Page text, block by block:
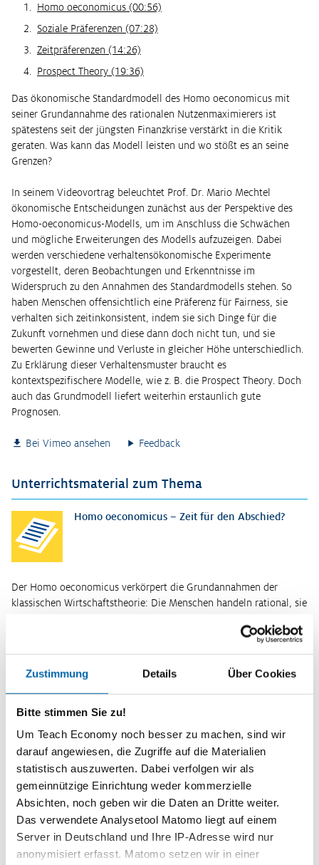
Zustimmung Details Über Cookies
Bitte stimmen Sie zu!
Um Teach Economy noch besser zu machen, sind wir
darauf angewiesen, die Zugriffe auf die Materialien
statistisch auszuwerten. Dabei verfolgen wir als
gemeinnützige Einrichtung weder kommerzielle
Absichten, noch geben wir die Daten an Dritte weiter.
Das verwendete Analysetool Matomo liegt auf einem
Server in Deutschland und Ihre IP-Adresse wird nur
anonymisiert erfasst. Matomo setzen wir in einer
Homo oeconomicus (00:56)
Soziale Präferenzen (07:28)
Zeitpräferenzen (14:26)
Prospect Theory (19:36)
Das ökonomische Standardmodell des Homo oeconomicus mit
seiner Grundannahme des rationalen Nutzenmaximierers ist
spätestens seit der jüngsten Finanzkrise verstärkt in die Kritik
geraten. Was kann das Modell leisten und wo stößt es an seine
Grenzen?
In seinem Videovortrag beleuchtet Prof. Dr. Mario Mechtel
ökonomische Entscheidungen zunächst aus der Perspektive des
Homo-oeconomicus-Modells, um im Anschluss die Schwächen
und mögliche Erweiterungen des Modells aufzuzeigen. Dabei
werden verschiedene verhaltensökonomische Experimente
vorgestellt, deren Beobachtungen und Erkenntnisse im
Widerspruch zu den Annahmen des Standardmodells stehen. So
haben Menschen offensichtlich eine Präferenz für Fairness, sie
verhalten sich zeitinkonsistent, indem sie sich Dinge für die
Zukunft vornehmen und diese dann doch nicht tun, und sie
bewerten Gewinne und Verluste in gleicher Höhe unterschiedlich.
Zu Erklärung dieser Verhaltensmuster braucht es
kontextspezifischere Modelle, wie z. B. die Prospect Theory. Doch
auch das Grundmodell liefert weiterhin erstaunlich gute
Prognosen.
Bei Vimeo ansehen Feedback
Unterrichtsmaterial zum Thema
Homo oeconomicus – Zeit für den Abschied?
Der Homo oeconomicus verkörpert die Grundannahmen der
klassischen Wirtschaftstheorie: Die Menschen handeln rational, sie
Erkenntnisse der Verhaltensökonomie
Rational oder irrational? Egoistisch und nutzenmaximierend oder
altruistisch und an Fairness orientiert? Stabil in seinen Vorlieben
oder sprunghaft und situationsabhängig in seinen Wünschen? Mit
dies…
Weiterlesen
Kurzinformationen